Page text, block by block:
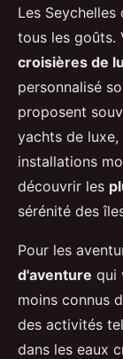
Les
tous les goûts.
croisières de
personnalisé
proposent
yachts de
installations
découvrir les
sérénité des
Pour les
d'aventure qui
moins connus
des activités
dans les eaux